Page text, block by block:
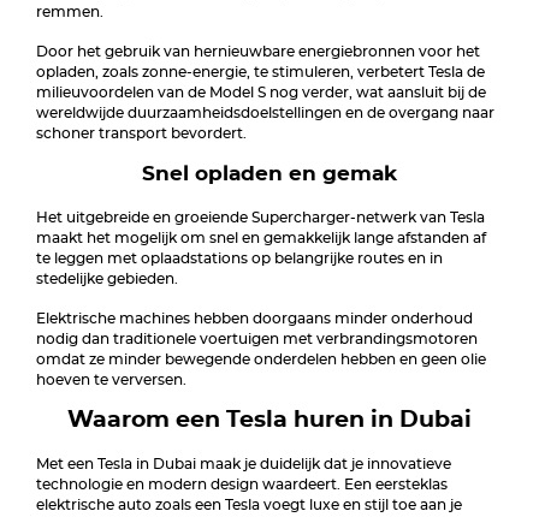
remmen.
Door het gebruik van hernieuwbare energiebronnen voor het
opladen, zoals zonne-energie, te stimuleren, verbetert Tesla de
milieuvoordelen van de Model S nog verder, wat aansluit bij de
wereldwijde duurzaamheidsdoelstellingen en de overgang naar
schoner transport bevordert.
Snel opladen en gemak
Het uitgebreide en groeiende Supercharger-netwerk van Tesla
maakt het mogelijk om snel en gemakkelijk lange afstanden af
te leggen met oplaadstations op belangrijke routes en in
stedelijke gebieden.
Elektrische machines hebben doorgaans minder onderhoud
nodig dan traditionele voertuigen met verbrandingsmotoren
omdat ze minder bewegende onderdelen hebben en geen olie
hoeven te verversen.
Waarom een Tesla huren in Dubai
Met een Tesla in Dubai maak je duidelijk dat je innovatieve
technologie en modern design waardeert. Een eersteklas
elektrische auto zoals een Tesla voegt luxe en stijl toe aan je